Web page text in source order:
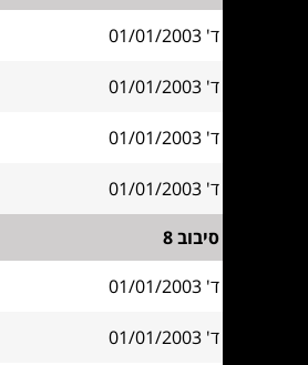
ד' 01/01/2003
ד' 01/01/2003
ד' 01/01/2003
ד' 01/01/2003
סיבוב 8
ד' 01/01/2003
ד' 01/01/2003